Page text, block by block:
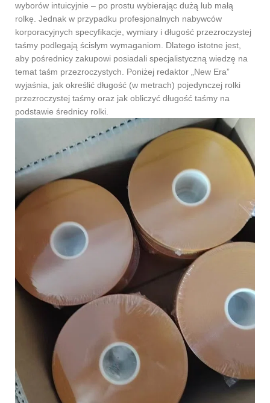
wyborów intuicyjnie – po prostu wybierając dużą lub małą
rolkę. Jednak w przypadku profesjonalnych nabywców
korporacyjnych specyfikacje, wymiary i długość przezroczystej
taśmy podlegają ścisłym wymaganiom. Dlatego istotne jest,
aby pośrednicy zakupowi posiadali specjalistyczną wiedzę na
temat taśm przezroczystych. Poniżej redaktor „New Era”
wyjaśnia, jak określić długość (w metrach) pojedynczej rolki
przezroczystej taśmy oraz jak obliczyć długość taśmy na
podstawie średnicy rolki.